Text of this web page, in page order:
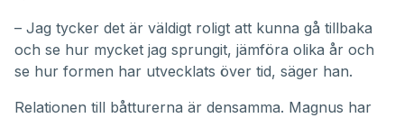
– Jag tycker det är väldigt roligt att kunna gå tillbaka
och se hur mycket jag sprungit, jämföra olika år och
se hur formen har utvecklats över tid, säger han.
Relationen till båtturerna är densamma. Magnus har